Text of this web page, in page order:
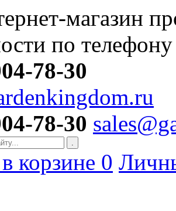
магазин
по телефону
78-30
78-30
.
корзине 0